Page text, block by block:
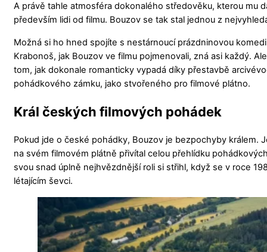
A právě tahle atmosféra dokonalého středověku, kterou mu
především lidi od filmu. Bouzov se tak stal jednou z
Možná si ho hned spojíte s nestárnoucí prázdninovou
Krabonoš, jak Bouzov ve filmu pojmenovali, zná asi každý.
tom, jak dokonale romanticky vypadá díky přestavbě
pohádkového zámku, jako stvořeného pro filmové plátno.
Král českých filmových pohádek
Pokud jde o české pohádky, Bouzov je bezpochyby králem.
na svém filmovém plátně přivítal celou přehlídku
svou snad úplně nejhvězdnější roli si střihl, když se v roce
létajícím ševci.